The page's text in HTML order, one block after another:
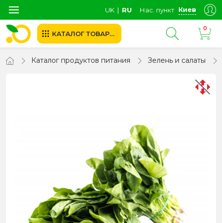
UK ∣ RU Нас. пункт Киев
КАТАЛОГ ТОВАРОВ
0
Каталог продуктов питания Зелень и салаты